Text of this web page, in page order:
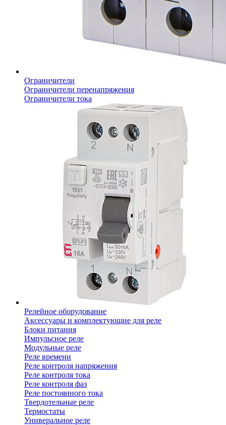
Ограничители
Ограничители перенапряжения
Ограничители тока
Релейное оборудование
Аксессуары и комплектующие для реле
Блоки питания
Импульсное реле
Модульные реле
Реле времени
Реле контроля напряжения
Реле контроля тока
Реле контроля фаз
Реле постоянного тока
Твердотельные реле
Термостаты
Универальное реле